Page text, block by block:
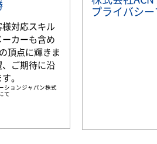
対応スキル
カーも含め
頂点に輝きま
ご期待に沿
。
ションジャパン株式
て
プライバシ